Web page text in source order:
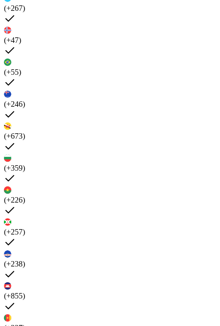
(+267)
(+47)
(+55)
(+246)
(+673)
(+359)
(+226)
(+257)
(+238)
(+855)